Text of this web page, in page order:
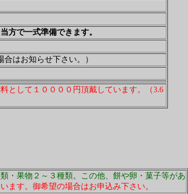
当方で一式準備できます。
合はお知らせ下さい。）
として１００００円頂戴しています。（3.6
・果物２～３種類。この他、餅や卵・菓子等があ
ます。御希望の場合はお申込み下さい。